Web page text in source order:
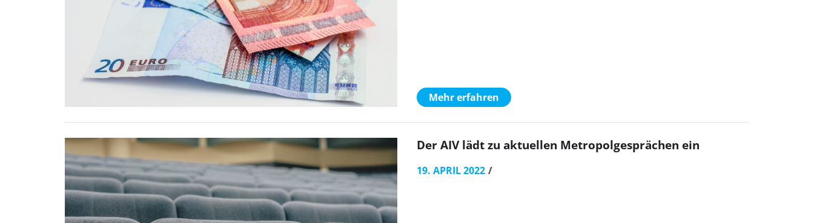
Mehr erfahren
Der AIV lädt zu aktuellen Metropolgesprächen ein
19. APRIL 2022